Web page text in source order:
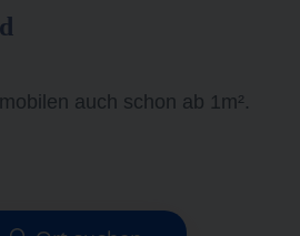
auch schon ab 1m².